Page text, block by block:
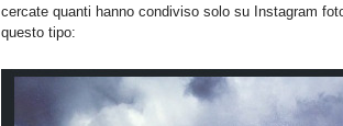
cercate quanti hanno condiviso solo su Instagram
questo tipo: